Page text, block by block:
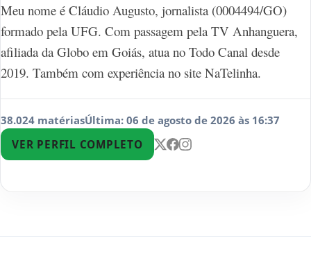
Meu nome é Cláudio Augusto, jornalista (0004494/GO)
formado pela UFG. Com passagem pela TV Anhanguera,
afiliada da Globo em Goiás, atua no Todo Canal desde
2019. Também com experiência no site NaTelinha.
38.024 matériasÚltima: 06 de agosto de 2026 às 16:37
VER PERFIL COMPLETO